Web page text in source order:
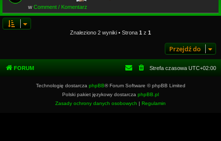
w Comment / Komentarz
Znaleziono 2 wyniki • Strona 1 z 1
Przejdź do
FORUM Strefa czasowa UTC+02:00
Technologię dostarcza phpBB® Forum Software © phpBB Limited
Polski pakiet językowy dostarcza phpBB.pl
Zasady ochrony danych osobowych | Regulamin